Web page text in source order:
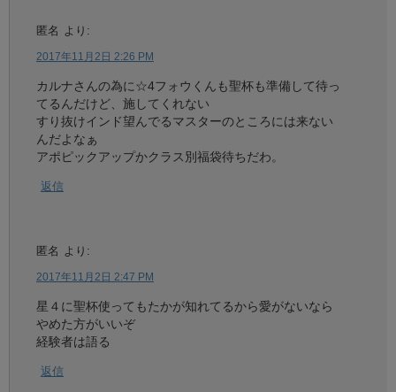
匿名 より:
2017年11月2日 2:26 PM
カルナさんの為に☆4フォウくんも聖杯も準備して待っ
てるんだけど、施してくれない
すり抜けインド望んでるマスターのところには来ない
んだよなぁ
アポピックアップかクラス別福袋待ちだわ。
返信
匿名 より:
2017年11月2日 2:47 PM
星４に聖杯使ってもたかが知れてるから愛がないなら
やめた方がいいぞ
経験者は語る
返信